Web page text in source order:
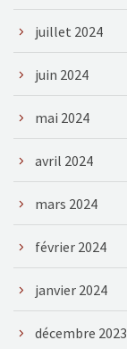
juillet 2024
juin 2024
mai 2024
avril 2024
mars 2024
février 2024
janvier 2024
décembre 2023